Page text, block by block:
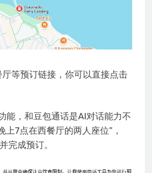
等预订链接，你可以直接点击
能，和豆包通话是AI对话能力不
上7点在西餐厅的两人座位”，
完成预订。